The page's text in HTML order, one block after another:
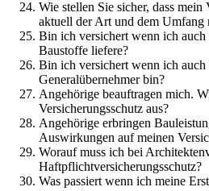
Wie stellen Sie sicher, dass
aktuell der Art und dem Umfang
Bin ich versichert wenn ich
Baustoffe liefere?
Bin ich versichert wenn ich auch
Generalübernehmer bin?
Angehörige beauftragen mich.
Versicherungsschutz aus?
Angehörige erbringen
Auswirkungen auf meinen
Worauf muss ich bei
Haftpflichtversicherungsschutz?
Was passiert wenn ich meine